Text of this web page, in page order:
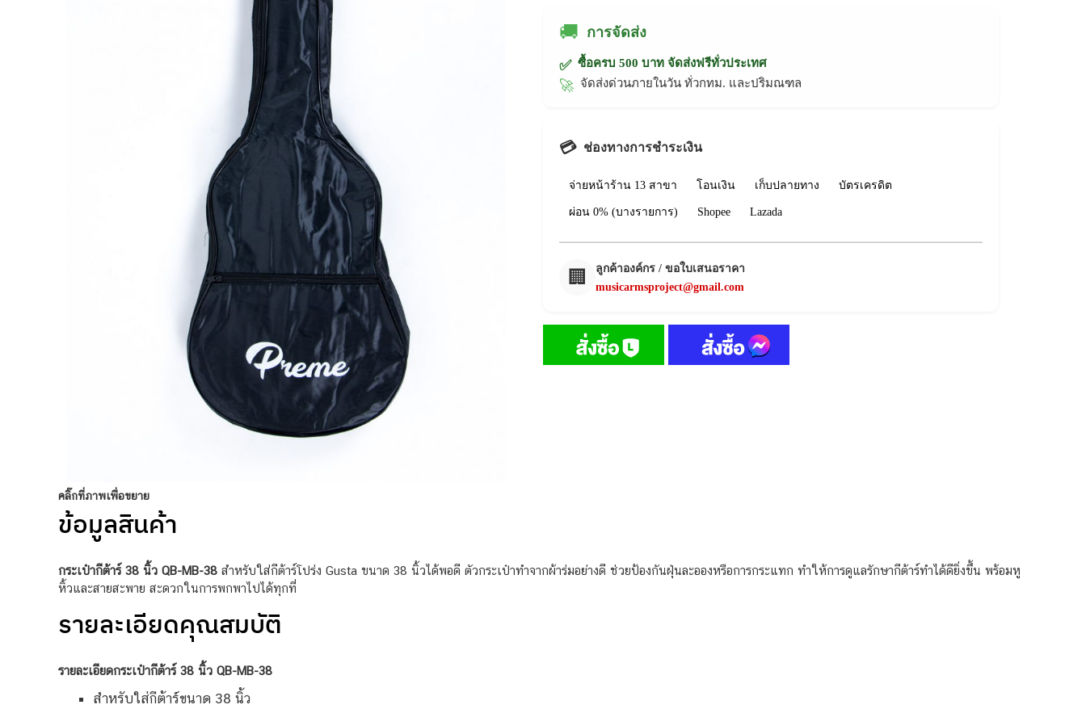
คลิ๊กที่ภาพเพื่อขยาย
🚚 การจัดส่ง
✅ ซื้อครบ 500 บาท จัดส่งฟรีทั่วประเทศ
🚀 จัดส่งด่วนภายในวัน ทั่วกทม. และปริมณฑล
💳 ช่องทางการชำระเงิน
จ่ายหน้าร้าน 13 สาขา โอนเงิน เก็บปลายทาง บัตรเครดิต
ผ่อน 0% (บางรายการ) Shopee Lazada
🏢
ลูกค้าองค์กร / ขอใบเสนอราคา
musicarmsproject@gmail.com
ข้อมูลสินค้า
กระเป๋ากีต้าร์ 38 นิ้ว QB-MB-38 สำหรับใส่กีต้าร์โปร่ง Gusta ขนาด 38 นิ้วได้พอดี ตัวกระเป๋าทำจากผ้าร่มอย่างดี ช่วยป้องกันฝุ่นละอองหรือการกระแทก ทำให้การดูแลรักษากีต้าร์ทำได้ดียิ่งขึ้น พร้อมหู
หิ้วและสายสะพาย สะดวกในการพกพาไปได้ทุกที่
รายละเอียดคุณสมบัติ
รายละเอียดกระเป๋ากีต้าร์ 38 นิ้ว QB-MB-38
สำหรับใส่กีต้าร์ขนาด 38 นิ้ว